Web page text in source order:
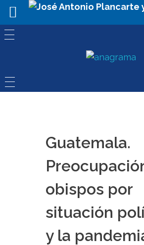
Guatemala.
obispos por
situación
y la